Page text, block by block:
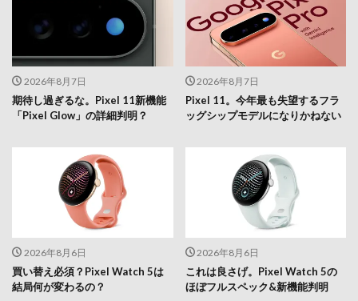
2026年8月7日
期待し過ぎるな。Pixel 11新機能
「Pixel Glow」の詳細判明？
2026年8月7日
Pixel 11。今年最も失望するフラ
ッグシップモデルになりかねない
2026年8月6日
買い替え必須？Pixel Watch 5は
結局何が変わるの？
2026年8月6日
これは良さげ。Pixel Watch 5の
ほぼフルスペック&新機能判明